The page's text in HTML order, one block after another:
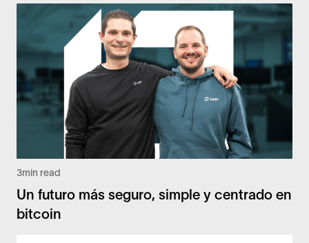
3min read
Un futuro más seguro, simple y centrado en
bitcoin